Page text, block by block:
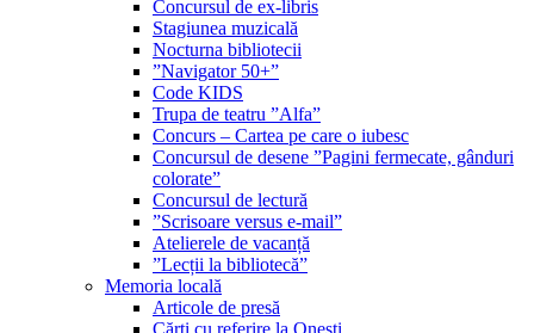
Concursul de ex-libris
Stagiunea muzicală
Nocturna bibliotecii
”Navigator 50+”
Code KIDS
Trupa de teatru ”Alfa”
Concurs – Cartea pe care o iubesc
Concursul de desene ”Pagini fermecate, gânduri
colorate”
Concursul de lectură
”Scrisoare versus e-mail”
Atelierele de vacanță
”Lecții la bibliotecă”
Memoria locală
Articole de presă